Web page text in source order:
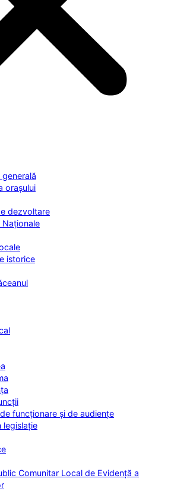
orașului
dezvoltare
Naționale
istorice
funcționare și de audiențe
legislație
Comunitar Local de Evidență a